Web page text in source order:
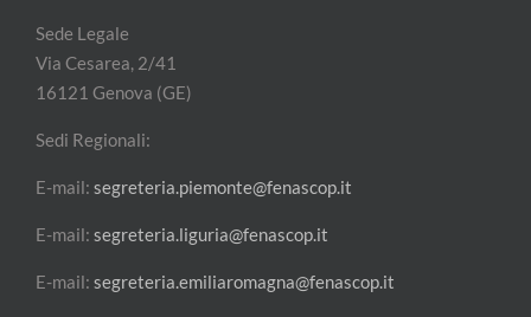
Sede Legale
Via Cesarea, 2/41
16121 Genova (GE)
Sedi Regionali:
E-mail: segreteria.piemonte@fenascop.it
E-mail: segreteria.liguria@fenascop.it
E-mail: segreteria.emiliaromagna@fenascop.it